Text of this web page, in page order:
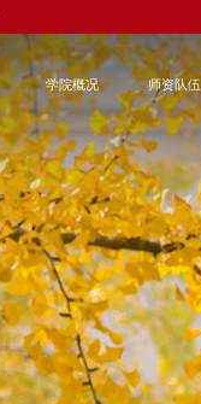
学院概况 师资队伍